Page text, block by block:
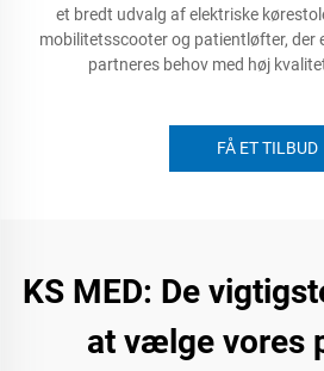
et bredt udvalg af elektriske
mobilitetsscooter og patientløfter, der
partneres behov med høj
FÅ ET TILBUD
KS MED: De
at vælge vores